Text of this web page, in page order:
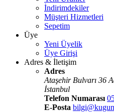
İndirimdekiler
Müşteri Hizmetleri
Sepetim
Üye
Yeni Üyelik
Üye Girişi
Adres & İletişim
Adres
Ataşehir Bulvarı 36
İstanbul
Telefon Numarası
E-Posta